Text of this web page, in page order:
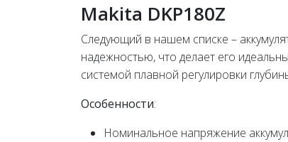
Makita DKP180Z
Следующий в нашем списке –
надежностью, что делает его
системой плавной регулировки
Особенности:
Номинальное напряжение